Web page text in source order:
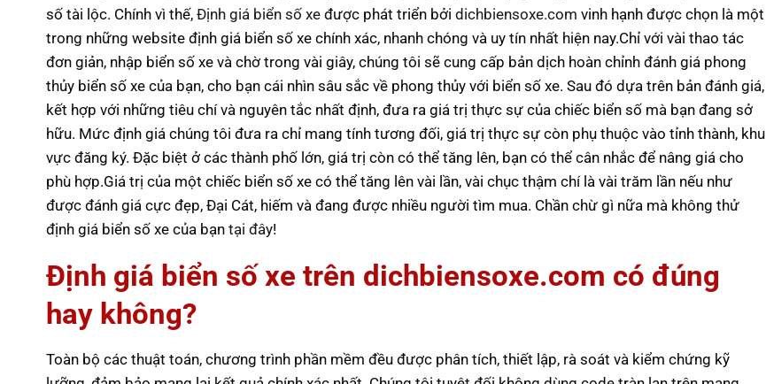
số tài lộc. Chính vì thế, Định giá biển số xe được phát triển bởi dichbiensoxe.com vinh hạnh được chọn là một
trong những website định giá biển số xe chính xác, nhanh chóng và uy tín nhất hiện nay.Chỉ với vài thao tác
đơn giản, nhập biển số xe và chờ trong vài giây, chúng tôi sẽ cung cấp bản dịch hoàn chỉnh đánh giá phong
thủy biển số xe của bạn, cho bạn cái nhìn sâu sắc về phong thủy với biển số xe. Sau đó dựa trên bản đánh giá,
kết hợp với những tiêu chí và nguyên tắc nhất định, đưa ra giá trị thực sự của chiếc biển số mà bạn đang sở
hữu. Mức định giá chúng tôi đưa ra chỉ mang tính tương đối, giá trị thực sự còn phụ thuộc vào tỉnh thành, khu
vực đăng ký. Đặc biệt ở các thành phố lớn, giá trị còn có thể tăng lên, bạn có thể cân nhắc để nâng giá cho
phù hợp.Giá trị của một chiếc biển số xe có thể tăng lên vài lần, vài chục thậm chí là vài trăm lần nếu như
được đánh giá cực đẹp, Đại Cát, hiếm và đang được nhiều người tìm mua. Chần chừ gì nữa mà không thử
định giá biển số xe của bạn tại đây!
Định giá biển số xe trên dichbiensoxe.com có đúng
hay không?
Toàn bộ các thuật toán, chương trình phần mềm đều được phân tích, thiết lập, rà soát và kiểm chứng kỹ